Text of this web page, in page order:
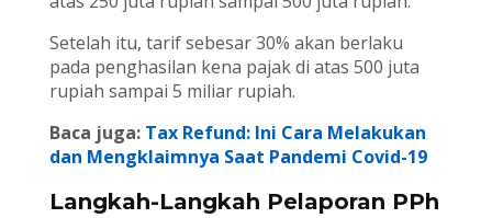
Setelah itu, tarif sebesar 30% akan berlaku
pada penghasilan kena pajak di atas 500 juta
rupiah sampai 5 miliar rupiah.
Baca juga: Tax Refund: Ini Cara Melakukan
dan Mengklaimnya Saat Pandemi Covid-19
Langkah-Langkah Pelaporan PPh